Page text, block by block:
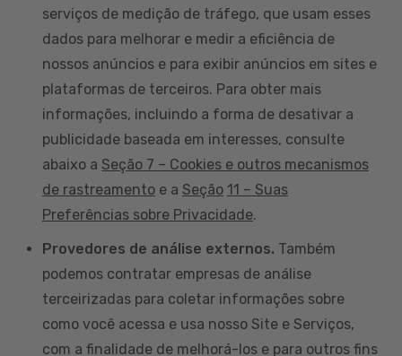
serviços de medição de tráfego, que usam esses
dados para melhorar e medir a eficiência de
nossos anúncios e para exibir anúncios em sites e
plataformas de terceiros. Para obter mais
informações, incluindo a forma de desativar a
publicidade baseada em interesses, consulte
abaixo a Seção 7 – Cookies e outros mecanismos
de rastreamento e a Seção 11 – Suas
Preferências sobre Privacidade.
Provedores de análise externos. Também
podemos contratar empresas de análise
terceirizadas para coletar informações sobre
como você acessa e usa nosso Site e Serviços,
com a finalidade de melhorá-los e para outros fins